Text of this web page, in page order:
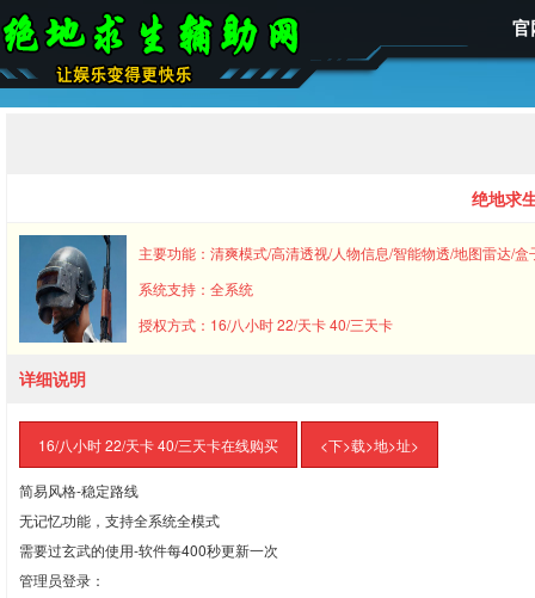
官
绝地求
主要功能：清爽模式/高清透视/人物信息/智能物透/地图雷达/
系统支持：全系统
授权方式：16/八小时 22/天卡 40/三天卡
详细说明
16/八小时 22/天卡 40/三天卡在线购买 <下>载>地>址>
简易风格-稳定路线
无记忆功能，支持全系统全模式
需要过玄武的使用-软件每400秒更新一次
管理员登录：